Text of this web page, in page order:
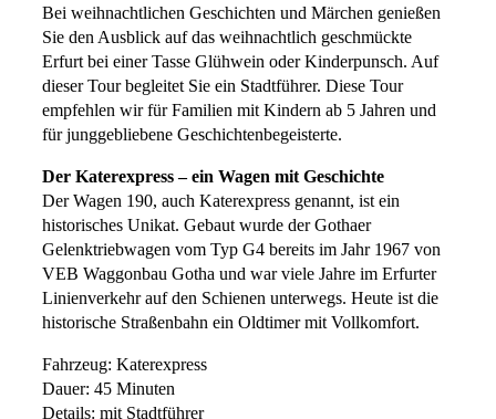
Bei weihnachtlichen Geschichten und Märchen genießen
Sie den Ausblick auf das weihnachtlich geschmückte
Erfurt bei einer Tasse Glühwein oder Kinderpunsch. Auf
dieser Tour begleitet Sie ein Stadtführer. Diese Tour
empfehlen wir für Familien mit Kindern ab 5 Jahren und
für junggebliebene Geschichtenbegeisterte.
Der Katerexpress – ein Wagen mit Geschichte
Der Wagen 190, auch Katerexpress genannt, ist ein
historisches Unikat. Gebaut wurde der Gothaer
Gelenktriebwagen vom Typ G4 bereits im Jahr 1967 von
VEB Waggonbau Gotha und war viele Jahre im Erfurter
Linienverkehr auf den Schienen unterwegs. Heute ist die
historische Straßenbahn ein Oldtimer mit Vollkomfort.
Fahrzeug: Katerexpress
Dauer: 45 Minuten
Details: mit Stadtführer